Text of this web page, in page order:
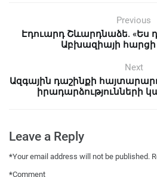
Previous
Էդուարդ Շևարդնաձե. «Ես
Աբխազիայի հարցի
Next
Ազգային դաշինքի
իրադարձությունների
Leave a Reply
Your email address will not be published.
*
Comment
*